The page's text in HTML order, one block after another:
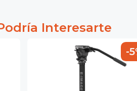
Interesarte
-